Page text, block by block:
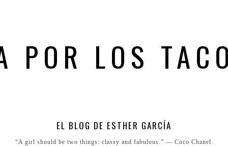
POR LOS
EL BLOG DE ESTHER GARCÍA
“A girl should be two things: classy and fabulous.” ― Coco Chanel.